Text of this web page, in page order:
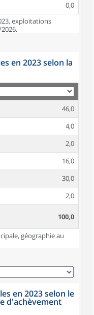
0,0
exploitations
en 2023 selon la
46,0
4,0
2,0
16,0
30,0
2,0
100,0
géographie au
en 2023 selon le
d'achèvement